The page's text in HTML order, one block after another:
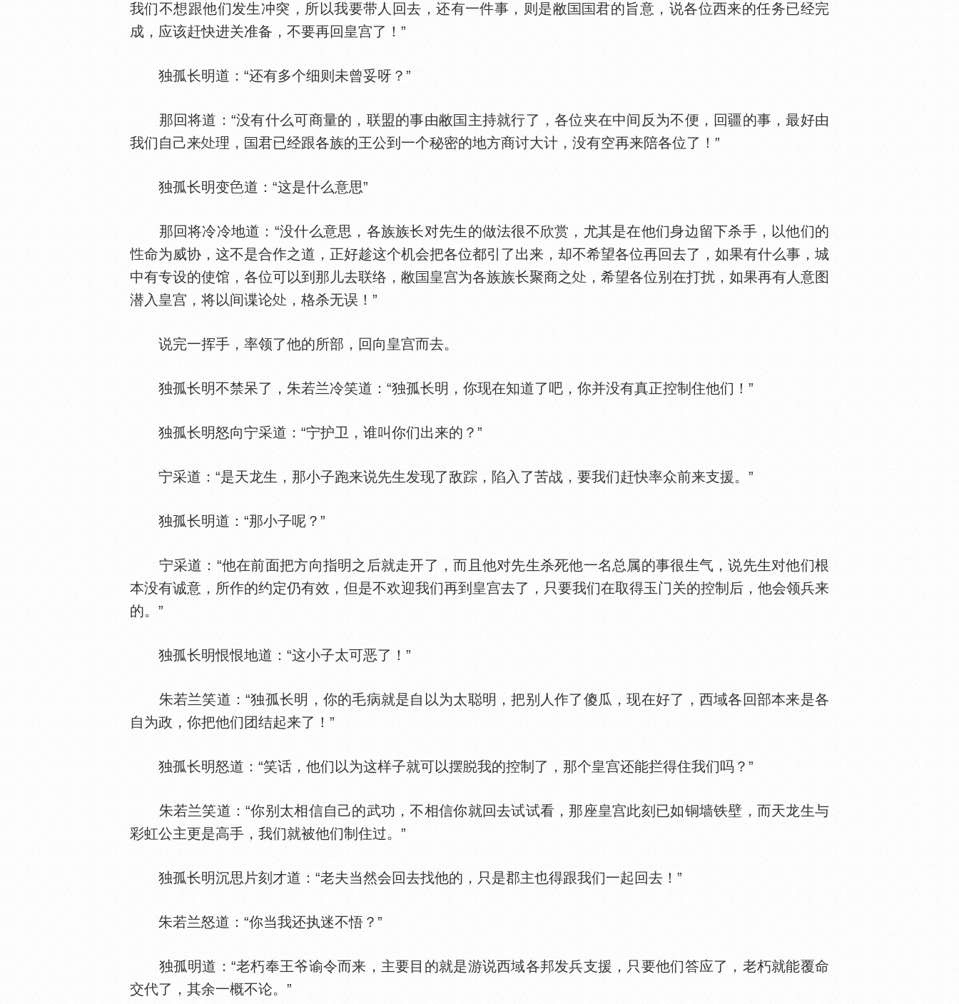
我们不想跟他们发生冲突，所以我要带人回去，还有一件事，则是敝
君的旨意，说各位西来的任务已经完
成，应该赶快进关准备，不要再回皇宫了！”
独孤长明道：“还有多个细则未曾妥呀？”
那回将道：“没有什么可商量的，联盟的事由敝
主持就行了，各位夹在中间反为不便，回疆的事，最好由
我们自己来
理， 君已经跟各族的王公到一个秘密的地方商讨大计，没有空再来陪各位了！”
独孤长明变 道：“这是什么意思”
那回将冷冷地道：“没什么意思，各族族长对先生的做法很不欣赏，尤其是在他们身边留下杀手，以他们的
命为威协，这不是合作之道，正好趁这个机会把各位都引了出来，却不希望各位再回去了，如果有什么事，城
中有专设的使馆，各位可以到那儿去联络，敝
皇宫为各族族长聚商之
，希望各位别在打扰，如果再有人意图
潜入皇宫，将以间谍论
，格杀无误！”
说完一挥手，率领了他的所部，回向皇宫而去。
独孤长明不禁呆了，朱若兰冷笑道：“独孤长明，你现在知道了吧，你并没有真正控制住他们！”
独孤长明怒向宁采道：“宁护卫，谁叫你们出来的？”
宁采道：“是天龙生，那小子跑来说先生发现了敌踪，陷入了苦战，要我们赶快率众前来支援。”
独孤长明道：“那小子呢？”
宁采道：“他在前面把方向指明之后就走开了，而且他对先生杀死他一名总属的事很生气，说先生对他们根
本没有诚意，所作的约定仍有效，但是不欢迎我们再到皇宫去了，只要我们在取得玉门关的控制后，他会领兵来
的。”
独孤长明恨恨地道：“这小子太可恶了！”
朱若兰笑道：“独孤长明，你的毛病就是自以为太聪明，把别人作了傻瓜，现在好了，西域各回部本来是各
自为政，你把他们团结起来了！”
独孤长明怒道：“笑话，他们以为这样子就可以摆 我的控制了，那个皇宫还能拦得住我们吗？”
朱若兰笑道：“你别太相信自己的武功，不相信你就回去试试看，那座皇宫此刻已如铜墙铁壁，而天龙生与
彩虹公主更是高手，我们就被他们制住过。”
独孤长明沉思片刻才道：“老夫当然会回去找他的，只是郡主也得跟我们一起回去！”
朱若兰怒道：“你当我还执迷不悟？”
独孤明道：“老朽奉王爷谕令而来，主要目的就是游说西域各邦发兵支援，只要他们答应了，老朽就能覆命
交代了，其余一概不论。”